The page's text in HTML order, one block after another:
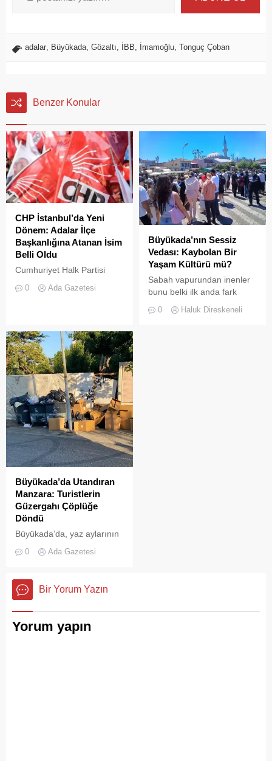
adalar, Büyükada, Gözaltı, İBB, İmamoğlu, Tonguç Çoban
Benzer Konular
CHP İstanbul’da Yeni
Dönem: Adalar İlçe
Başkanlığına Atanan İsim
Belli Oldu
Cumhuriyet Halk Partisi
Kurulu (MYK), İstanbul
ilçenin yönetimine yeni
isimler atadı
0 Ada Gazetesi
Büyükada’nın Sessiz
Vedası: Kaybolan Bir
Yaşam Kültürü mü?
Sabah vapurundan inenler
bunu belki ilk anda fark
Büyükada’yı elli, altmış yıldır
0 Haluk Direskeneli
Büyükada’da Utandıran
Manzara: Turistlerin
Güzergahı Çöplüğe
Döndü
Büyükada’da, yaz aylarının
ziyaretçi yoğunluğu, temizlik
hizmetlerindeki aksaklıkları
bir kez daha gözler önüne
0 Ada Gazetesi
Bir Yorum Yazın
Yorum yapın